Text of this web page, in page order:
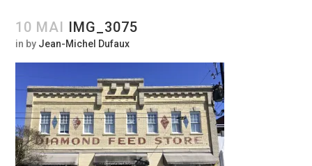
10 MAI IMG_3075
in by Jean-Michel Dufaux